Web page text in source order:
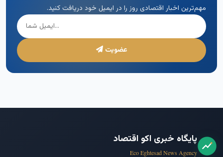
مهم‌ترین اخبار اقتصادی روز را در ایمیل خود دریافت کنید.
عضویت
پایگاه خبری اکو اقتصاد
Eco Eghtesad News Agency